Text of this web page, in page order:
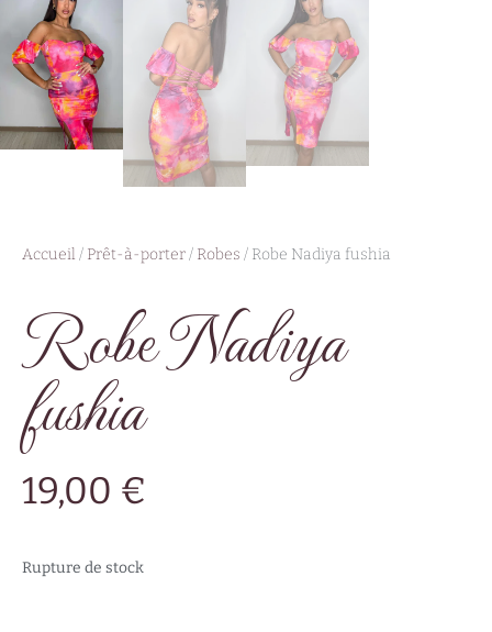
Accueil/ Prêt-à-porter/ Robes / Robe Nadiya fushia
Robe Nadiya
fushia
19,00 €
Rupture de stock